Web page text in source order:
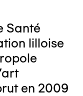
Santé
lilloise
en 2009